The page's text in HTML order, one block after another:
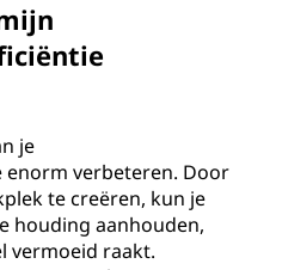
je
verbeteren. Door
te creëren, kun je
houding aanhouden,
vermoeid raakt.